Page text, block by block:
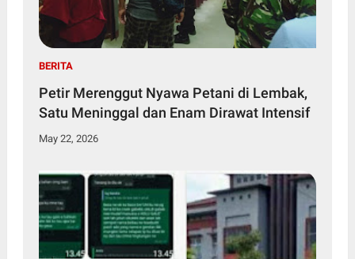
BERITA
Petir Merenggut Nyawa Petani di Lembak,
Satu Meninggal dan Enam Dirawat Intensif
May 22, 2026